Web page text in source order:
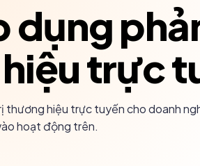
dụng
trực
thương hiệu trực tuyến cho doanh
hoạt động trên.